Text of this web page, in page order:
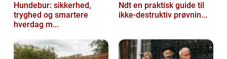
Hundebur: sikkerhed,
tryghed og smartere
hverdag m...
Ndt en praktisk guide til
ikke-destruktiv prøvnin...